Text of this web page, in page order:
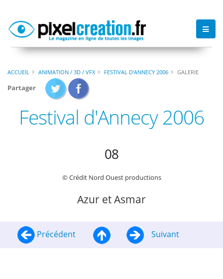
ACCUEIL ANIMATION / 3D / VFX FESTIVAL D'ANNECY 2006 GALERIE
Partager
Festival d'Annecy 2006
08
© Crédit Nord Ouest productions
Azur et Asmar
Précédent Suivant